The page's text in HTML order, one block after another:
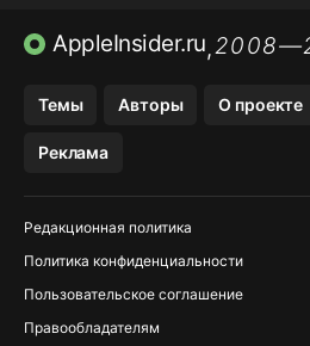
ПРИЛОЖЕНИЯ БЕЗ APP STORE
AppleInsider.ru,
Темы Авторы О проекте
Реклама
Редакционная политика
Политика конфиденциальности
Пользовательское соглашение
Правообладателям